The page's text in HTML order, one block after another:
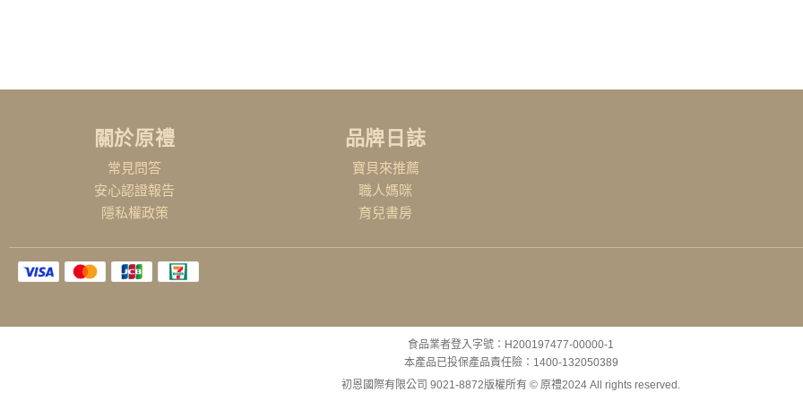
關於原禮
常見問答
安心認證報告
隱私權政策
品牌日誌
寶貝來推薦
職人媽咪
育兒書房
食品業者登入字號：H200197477-00000-1
本產品已投保產品責任險：1400-132050389
初恩國際有限公司 9021-8872版權所有 © 原禮2024 All rights reserved.